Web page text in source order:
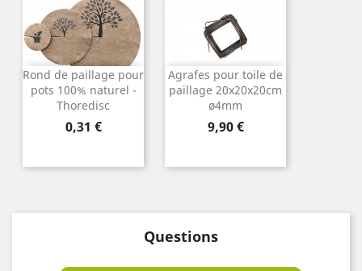
Rond de paillage pour
pots 100% naturel -
Thoredisc
Prix
0,31 €
Agrafes pour toile de
paillage 20x20x20cm
ø4mm
Prix
9,90 €
Questions